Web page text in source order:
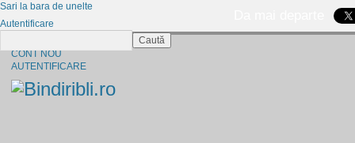
CONT NOU
AUTENTIFICARE
Sari la bara de unelte
Autentificare
Caută